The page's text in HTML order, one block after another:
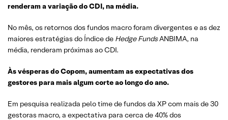
renderam a variação do CDI, na média.
No mês, os retornos dos fundos macro foram divergentes e as dez
maiores estratégias do Índice de HedgeFundsANBIMA, na
média, renderam próximas ao CDI.
Às vésperas do Copom, aumentam as expectativas dos
gestores para mais algum corte ao longo do ano.
Em pesquisa realizada pelo time de fundos da XP com mais de 30
gestoras macro, a expectativa para cerca de 40% dos